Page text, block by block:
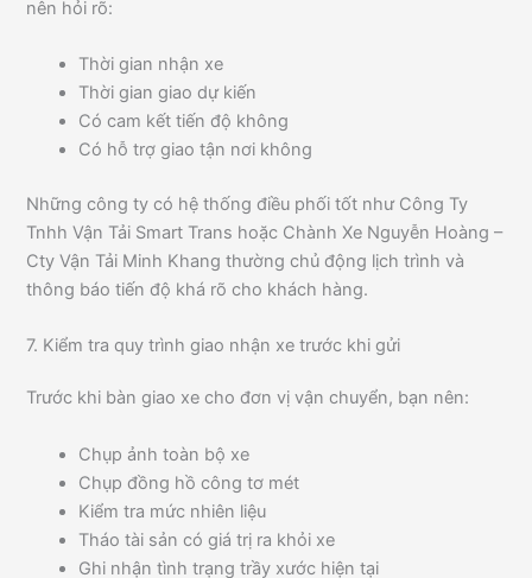
nên hỏi rõ:
Thời gian nhận xe
Thời gian giao dự kiến
Có cam kết tiến độ không
Có hỗ trợ giao tận nơi không
Những công ty có hệ thống điều phối tốt như Công Ty
Tnhh Vận Tải Smart Trans hoặc Chành Xe Nguyễn Hoàng –
Cty Vận Tải Minh Khang thường chủ động lịch trình và
thông báo tiến độ khá rõ cho khách hàng.
7. Kiểm tra quy trình giao nhận xe trước khi gửi
Trước khi bàn giao xe cho đơn vị vận chuyển, bạn nên:
Chụp ảnh toàn bộ xe
Chụp đồng hồ công tơ mét
Kiểm tra mức nhiên liệu
Tháo tài sản có giá trị ra khỏi xe
Ghi nhận tình trạng trầy xước hiện tại